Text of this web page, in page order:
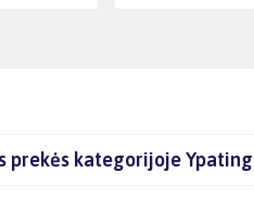
prekės kategorijoje